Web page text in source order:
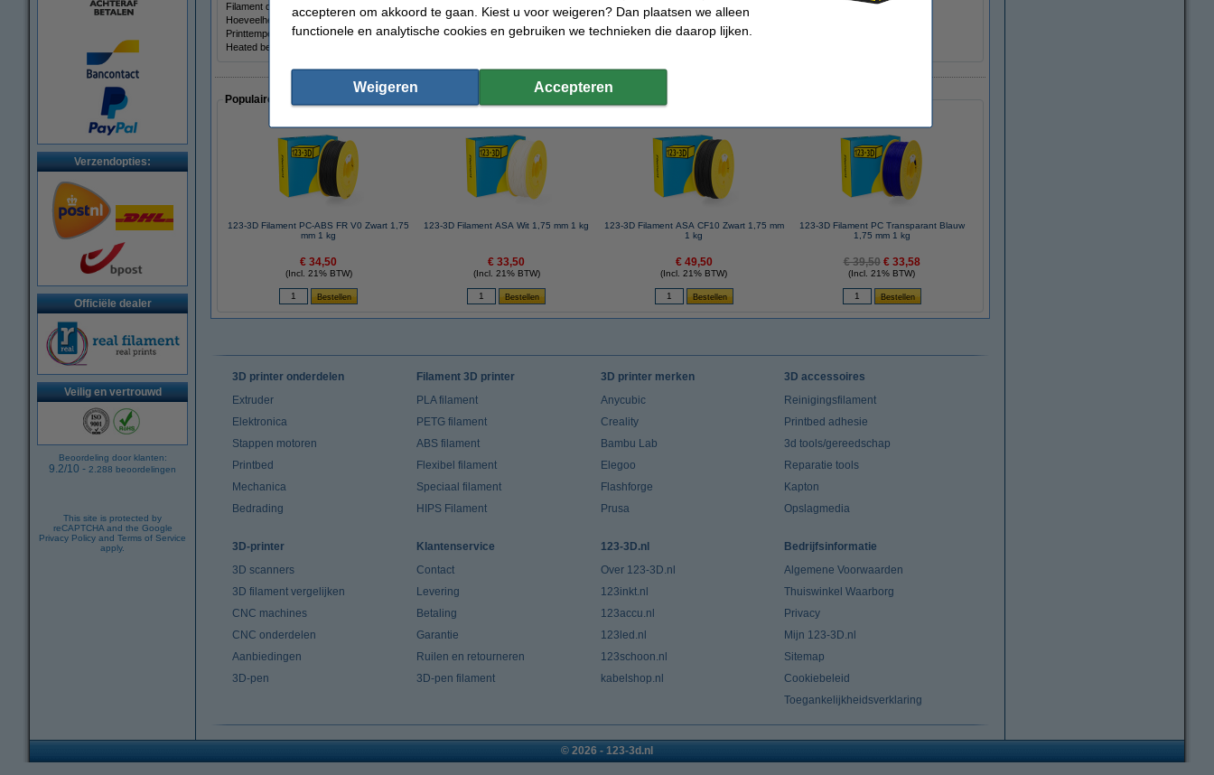
Verzendopties:
Officiële dealer
Veilig en vertrouwd
Beoordeling door klanten:
9.2/10 - 2.288 beoordelingen
This site is protected by
reCAPTCHA and the Google
Privacy Policy and Terms of Service
apply.
Filament diameter:
Spoel binnendiameter:
Ø 5,2 cm
Hoeveelheid:
1 kg Spoel breedte:
Printtemperatuur:
220 - 265 °C Gewicht lege spoel:
Heated bed temp:
Populaire artikelen van klanten die dit artikel ook besteld hebben
123-3D Filament PC-ABS FR V0 Zwart 1,75
mm 1 kg
€ 34,50
(Incl. 21% BTW)
123-3D Filament ASA Wit 1,75 mm 1 kg
€ 33,50
(Incl. 21% BTW)
123-3D Filament ASA CF10 Zwart 1,75 mm
1 kg
€ 49,50
(Incl. 21% BTW)
123-3D Filament PC Transparant Blauw
1,75 mm 1 kg
€ 39,50 € 33,58
(Incl. 21% BTW)
3D printer onderdelen
Extruder
Elektronica
Stappen motoren
Printbed
Mechanica
Bedrading
Filament 3D printer
PLA filament
PETG filament
ABS filament
Flexibel filament
Speciaal filament
HIPS Filament
3D printer merken
Anycubic
Creality
Bambu Lab
Elegoo
Flashforge
Prusa
3D accessoires
Reinigingsfilament
Printbed adhesie
3d tools/gereedschap
Reparatie tools
Kapton
Opslagmedia
3D-printer
3D scanners
3D filament vergelijken
CNC machines
CNC onderdelen
Aanbiedingen
3D-pen
Klantenservice
Contact
Levering
Betaling
Garantie
Ruilen en retourneren
3D-pen filament
123-3D.nl
Over 123-3D.nl
123inkt.nl
123accu.nl
123led.nl
123schoon.nl
kabelshop.nl
Bedrijfsinformatie
Algemene Voorwaarden
Thuiswinkel Waarborg
Privacy
Mijn 123-3D.nl
Sitemap
Cookiebeleid
Toegankelijkheidsverklaring
© 2026 - 123-3d.nl
accepteren om akkoord te gaan. Kiest u voor weigeren? Dan plaatsen we alleen
functionele en analytische cookies en gebruiken we technieken die daarop lijken.
Weigeren Accepteren